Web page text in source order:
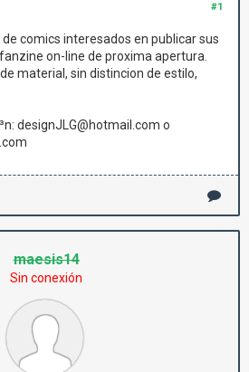
#1
comics interesados en publicar sus
on-line de proxima apertura.
material, sin distincion de estilo,
designJLG@hotmail.com o
maesis14
Sin conexión